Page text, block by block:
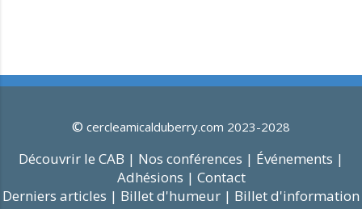
© cercleamicalduberry.com 2023-2028
Découvrir le CAB | Nos conférences | Événements |
Adhésions | Contact
Derniers articles | Billet d'humeur | Billet d'information